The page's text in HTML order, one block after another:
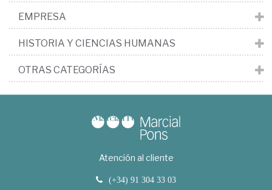
EMPRESA
HISTORIA Y CIENCIAS HUMANAS
OTRAS CATEGORÍAS
Atención al cliente
(+34) 91 304 33 03